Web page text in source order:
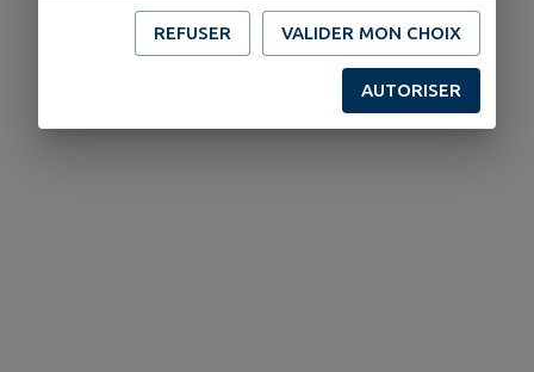
REFUSER VALIDER MON CHOIX
AUTORISER